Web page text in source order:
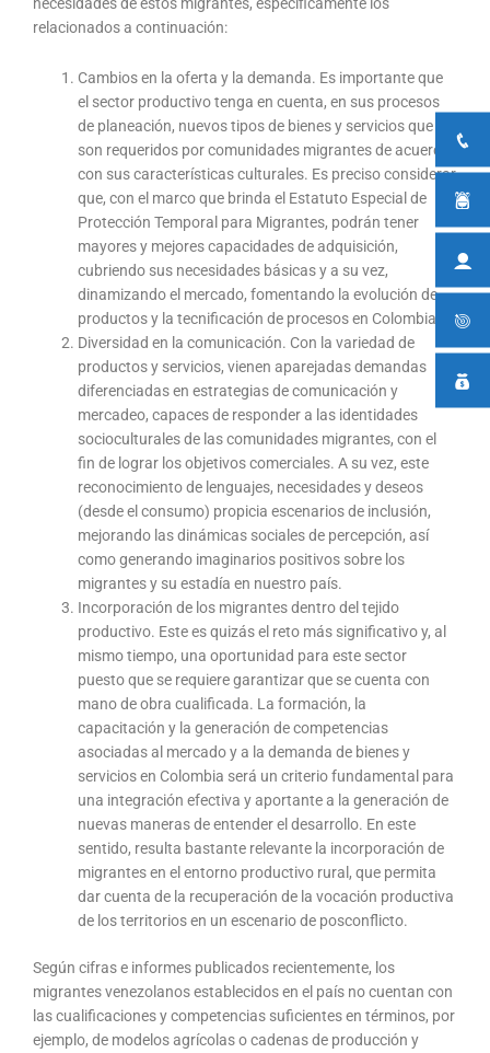
necesidades de estos migrantes, específicamente los
relacionados a continuación:
Cambios en la oferta y la demanda. Es importante que
el sector productivo tenga en cuenta, en sus procesos
de planeación, nuevos tipos de bienes y servicios que
son requeridos por comunidades migrantes de acuerdo
con sus características culturales. Es preciso considerar
que, con el marco que brinda el Estatuto Especial de
Protección Temporal para Migrantes, podrán tener
mayores y mejores capacidades de adquisición,
cubriendo sus necesidades básicas y a su vez,
dinamizando el mercado, fomentando la evolución de
productos y la tecnificación de procesos en Colombia.
Diversidad en la comunicación. Con la variedad de
productos y servicios, vienen aparejadas demandas
diferenciadas en estrategias de comunicación y
mercadeo, capaces de responder a las identidades
socioculturales de las comunidades migrantes, con el
fin de lograr los objetivos comerciales. A su vez, este
reconocimiento de lenguajes, necesidades y deseos
(desde el consumo) propicia escenarios de inclusión,
mejorando las dinámicas sociales de percepción, así
como generando imaginarios positivos sobre los
migrantes y su estadía en nuestro país.
Incorporación de los migrantes dentro del tejido
productivo. Este es quizás el reto más significativo y, al
mismo tiempo, una oportunidad para este sector
puesto que se requiere garantizar que se cuenta con
mano de obra cualificada. La formación, la
capacitación y la generación de competencias
asociadas al mercado y a la demanda de bienes y
servicios en Colombia será un criterio fundamental para
una integración efectiva y aportante a la generación de
nuevas maneras de entender el desarrollo. En este
sentido, resulta bastante relevante la incorporación de
migrantes en el entorno productivo rural, que permita
dar cuenta de la recuperación de la vocación productiva
de los territorios en un escenario de posconflicto.
Según cifras e informes publicados recientemente, los
migrantes venezolanos establecidos en el país no cuentan con
las cualificaciones y competencias suficientes en términos, por
ejemplo, de modelos agrícolas o cadenas de producción y